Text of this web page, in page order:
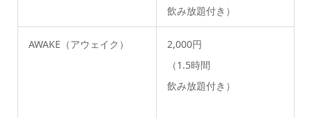
飲み放題付き）
AWAKE（アウェイク）
2,000円
（1.5時間
飲み放題付き）